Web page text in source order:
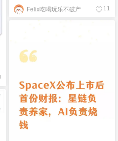
Felix吃喝玩乐不破产 11